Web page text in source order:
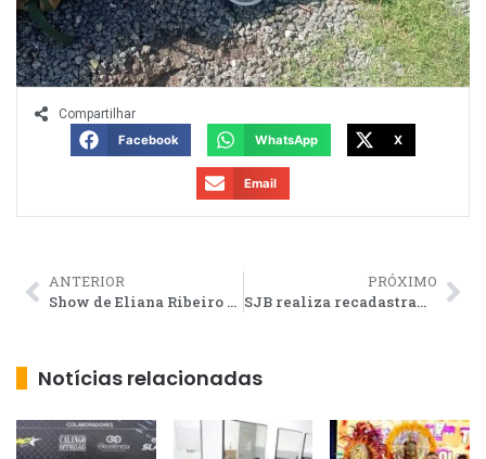
Compartilhar
Facebook
WhatsApp X
Email
ANTERIOR
Show de Eliana Ribeiro encerra programação da festa de Santo Amaro
PRÓXIMO
SJB realiza recadastramento do Cartão Universitário
Notícias relacionadas